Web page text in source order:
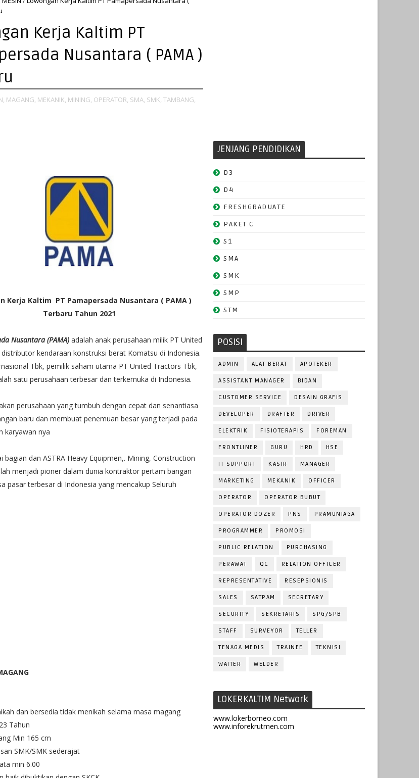
Kerja Kaltim PT
Nusantara ( PAMA )
MAGANG, MEKANIK, MINING, OPERATOR, SMA, SMK, TAMBANG,
Kerja Kaltim PT Pamapersada Nusantara ( PAMA )
Terbaru Tahun 2021
Nusantara (PAMA) adalah anak perusahaan milik PT United
kendaraan konstruksi berat Komatsu di Indonesia.
Tbk, pemilik saham utama PT United Tractors Tbk,
satu perusahaan terbesar dan terkemuka di Indonesia.
perusahaan yang tumbuh dengan cepat dan senantiasa
baru dan membuat penemuan besar yang terjadi pada
karyawan nya
bagian dan ASTRA Heavy Equipmen,. Mining, Construction
menjadi pioner dalam dunia kontraktor pertam bangan
pasar terbesar di Indonesia yang mencakup Seluruh
dan bersedia tidak menikah selama masa magang
Tahun
Min 165 cm
SMK/SMK sederajat
min 6.00
JENJANG PENDIDIKAN
D3
D4
FRESHGRADUATE
PAKET C
S1
SMA
SMK
SMP
STM
POSISI
ADMIN ALAT BERAT APOTEKER
ASSISTANT MANAGER BIDAN
CUSTOMER SERVICE DESAIN GRAFIS
DEVELOPER DRAFTER DRIVER
ELEKTRIK FISIOTERAPIS FOREMAN
FRONTLINER GURU HRD HSE
IT SUPPORT KASIR MANAGER
MARKETING MEKANIK OFFICER
OPERATOR OPERATOR BUBUT
OPERATOR DOZER PNS PRAMUNIAGA
PROGRAMMER PROMOSI
PUBLIC RELATION PURCHASING
PERAWAT QC RELATION OFFICER
REPRESENTATIVE RESEPSIONIS
SALES SATPAM SECRETARY
SECURITY SEKRETARIS SPG/SPB
STAFF SURVEYOR TELLER
TENAGA MEDIS TRAINEE TEKNISI
WAITER WELDER
LOKERKALTIM Network
www.lokerborneo.com
www.inforekrutmen.com